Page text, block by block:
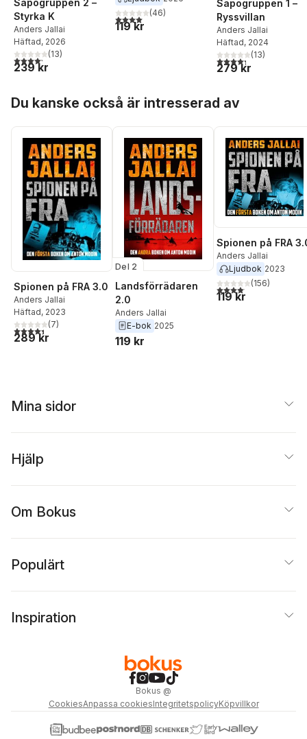
Styrka K
Anders Jallai
Häftad, 2026
4,2utav 5 stjärnor. Totalt antal röster:
(13)
239 kr
4,0utav 5 stjärnor. Totalt antal röster:
(46)
119 kr
Säpogruppen 1 –
Ryssvillan
Anders Jallai
Häftad, 2024
4,3utav 5 stjärnor.
(13)
279 kr
Du kanske också är intresserad av
Spionen på FRA 3.0
Anders Jallai
Häftad, 2023
4,4utav 5 stjärnor. Totalt antal röster:
(7)
289 kr
Del 2
Landsförrädaren
2.0
Anders Jallai
E-bok 2025
119 kr
Spionen på FRA
Anders Jallai
Ljudbok 2023
4,1utav 5 stjärnor.
(156)
119 kr
Mina sidor
Hjälp
Om Bokus
Populärt
Inspiration
Bokus @
CookiesAnpassa cookiesIntegritetspolicyKöpvillkor